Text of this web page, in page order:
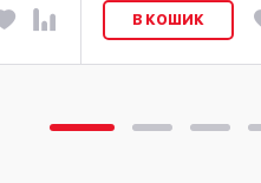
В КОШИК